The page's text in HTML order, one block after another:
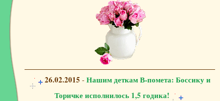
26.02.2015 - Нашим деткам В-помета: Боссику и
Торичке исполнилось 1,5 годика!